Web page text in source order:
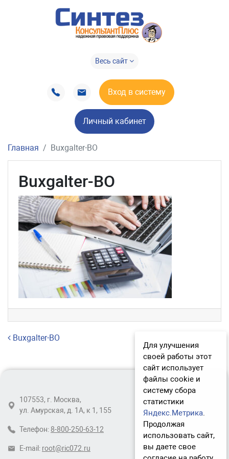
Весь сайт
Вход в систему
Личный кабинет
Главная Buxgalter-BO
Buxgalter-BO
Навигация по записям
Buxgalter-BO
107553, г. Москва,
ул. Амурская, д. 1А, к 1, 155
Телефон: 8-800-250-63-12
E-mail: root@ric072.ru
Для улучшения
своей работы этот
сайт использует
файлы cookie и
систему сбора
статистики
Яндекс.Метрика.
Продолжая
использовать сайт,
вы даете свое